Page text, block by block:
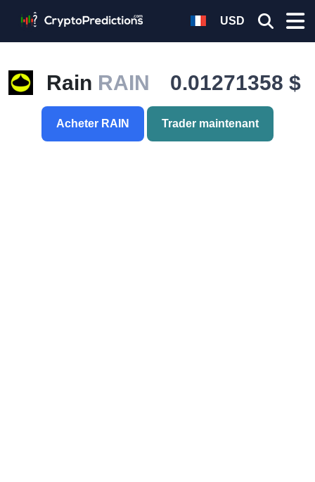
USD
Rain RAIN 0.01271358 $
Acheter RAIN Trader maintenant